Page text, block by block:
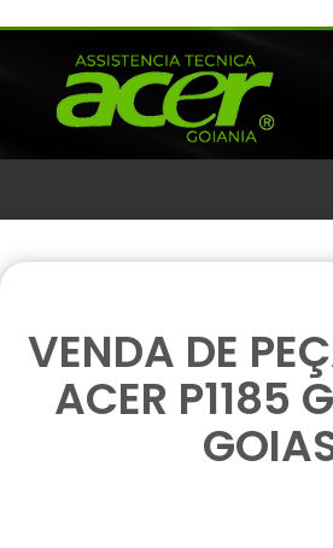
VENDA DE
ACER P1185